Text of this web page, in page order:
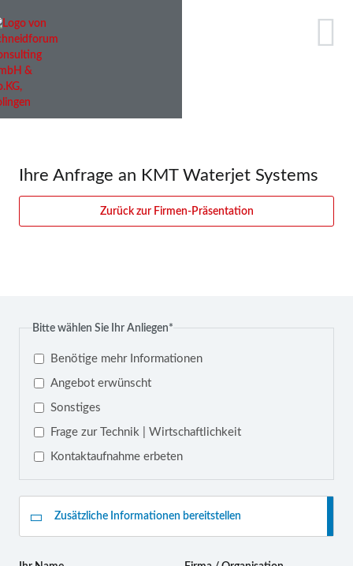
Ihre Anfrage an KMT Waterjet Systems
Zurück zur Firmen-Präsentation
Pflichtfeld
Bitte wählen Sie Ihr Anliegen*
Benötige mehr Informationen
Angebot erwünscht
Sonstiges
Frage zur Technik | Wirtschaftlichkeit
Kontaktaufnahme erbeten
Zusätzliche Informationen bereitstellen